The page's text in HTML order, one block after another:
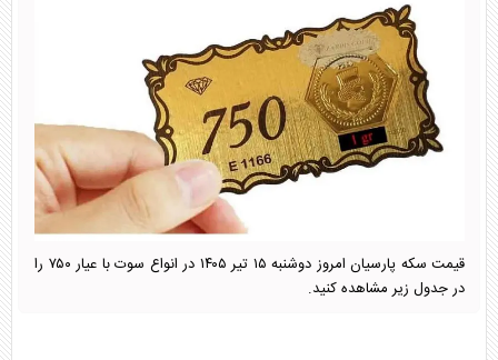
قیمت سکه پارسیان امروز دوشنبه ۱۵ تیر ۱۴۰۵ در انواع سوت با عیار ۷۵۰ را
در جدول زیر مشاهده کنید.